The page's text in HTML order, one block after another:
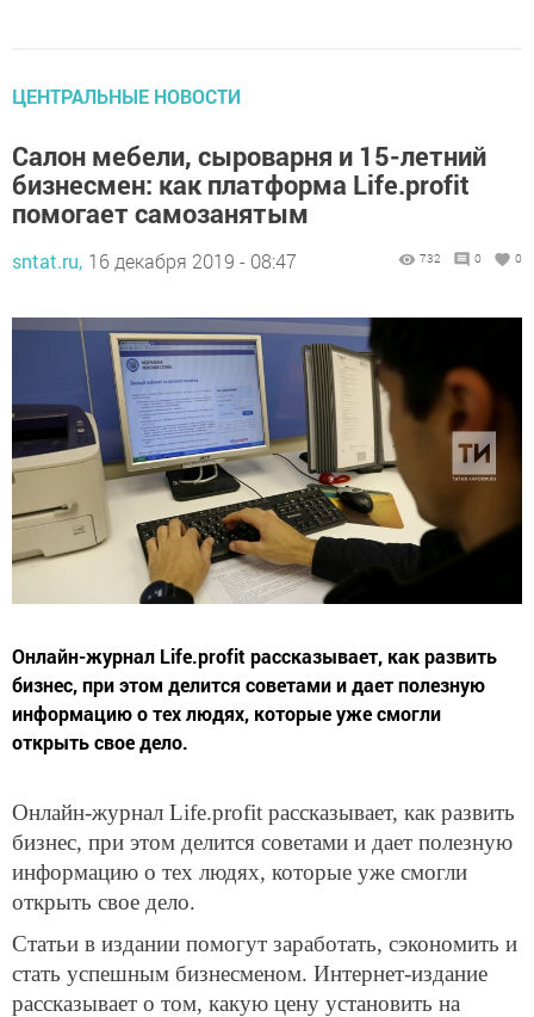
ЦЕНТРАЛЬНЫЕ НОВОСТИ
Салон мебели, сыроварня и 15-летний
бизнесмен: как платформа Life.profit
помогает самозанятым
sntat.ru, 16 декабря 2019 - 08:47 732 0 0
Онлайн-журнал Life.profit рассказывает, как развить
бизнес, при этом делится советами и дает полезную
информацию о тех людях, которые уже смогли
открыть свое дело.
Онлайн-журнал Life.profit рассказывает, как развить
бизнес, при этом делится советами и дает полезную
информацию о тех людях, которые уже смогли
открыть свое дело.
Статьи в издании помогут заработать, сэкономить и
стать успешным бизнесменом. Интернет-издание
рассказывает о том, какую цену установить на